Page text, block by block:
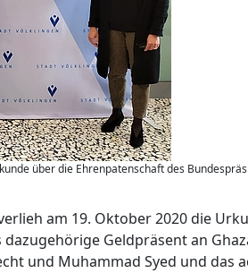
über die Ehrenpatenschaft des
am 19. Oktober 2020 die
Geldpräsent an
und Muhammad Syed und das